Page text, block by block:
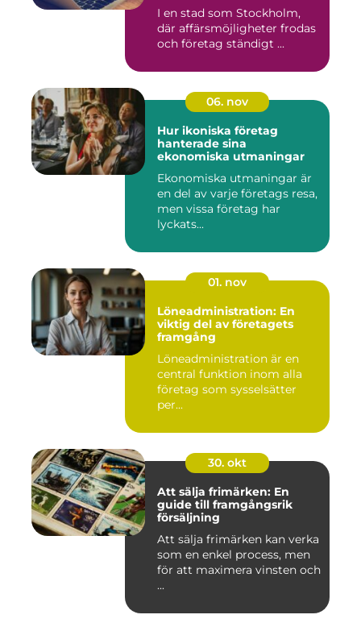
I en stad som Stockholm,
där affärsmöjligheter frodas
och företag ständigt ...
06. nov
Hur ikoniska företag
hanterade sina
ekonomiska utmaningar
Ekonomiska utmaningar är
en del av varje företags resa,
men vissa företag har
lyckats...
01. nov
Löneadministration: En
viktig del av företagets
framgång
Löneadministration är en
central funktion inom alla
företag som sysselsätter
per...
30. okt
Att sälja frimärken: En
guide till framgångsrik
försäljning
Att sälja frimärken kan verka
som en enkel process, men
för att maximera vinsten och
...